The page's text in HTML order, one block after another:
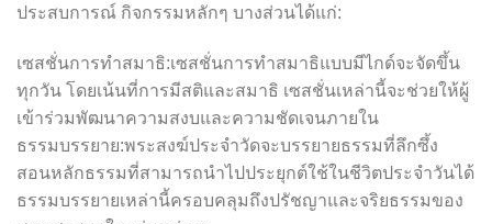
ประสบการณ์ กิจกรรมหลักๆ บางส่วนได้แก่:
เซสชั่นการทำสมาธิ:เซสชั่นการทำสมาธิแบบมีไกด์จะจัดขึ้น
ทุกวัน โดยเน้นที่การมีสติและสมาธิ เซสชั่นเหล่านี้จะช่วยให้ผู้
เข้าร่วมพัฒนาความสงบและความชัดเจนภายใน
ธรรมบรรยาย:พระสงฆ์ประจำวัดจะบรรยายธรรมที่ลึกซึ้ง
สอนหลักธรรมที่สามารถนำไปประยุกต์ใช้ในชีวิตประจำวันได้
ธรรมบรรยายเหล่านี้ครอบคลุมถึงปรัชญาและจริยธรรมของ